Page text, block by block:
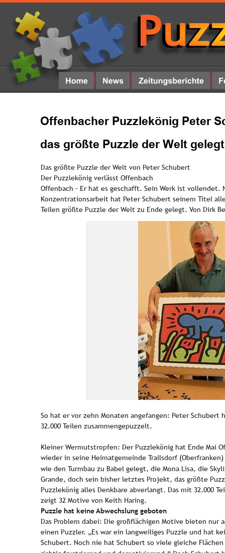
Offenbacher Puzzlekönig Peter
das größte Puzzle der Welt gelegt
Das größte Puzzle der Welt von Peter Schubert
Der Puzzlekönig verlässt Offenbach
Offenbach – Er hat es geschafft. Sein Werk ist vollendet.
Konzentrationsarbeit hat Peter Schubert seinem Titel
Teilen größte Puzzle der Welt zu Ende gelegt. Von Dirk
So hat er vor zehn Monaten angefangen: Peter
32.000 Teilen zusammengepuzzelt.
Kleiner Wermutstropfen: Der Puzzlekönig hat Ende Mai
wieder in seine Heimatgemeinde Trailsdorf
wie den Turmbau zu Babel gelegt, die Mona Lisa, die
Grande, doch sein bisher letztes Projekt, das größte
Puzzlekönig alles Denkbare abverlangt. Das mit 32.000
zeigt 32 Motive von Keith Haring.
Puzzle hat keine Abwechslung geboten
Das Problem dabei: Die großflächigen Motive bieten nur
einen Puzzler. „Es war ein langweiliges Puzzle und hat
Schubert. Noch nie hat Schubert so viele gleiche